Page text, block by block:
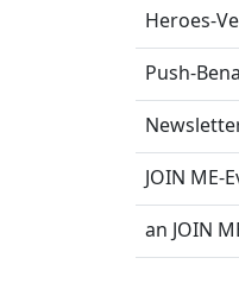
Heroes-
Push-
JOIN
an JOIN